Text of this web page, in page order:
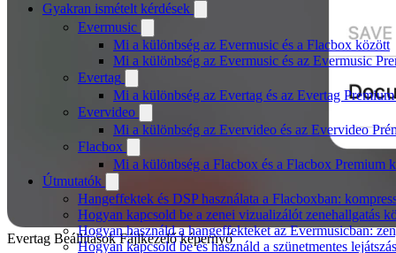
Gyakran ismételt kérdések
Evermusic
Mi a különbség az Evermusic és a Flacbox között
Mi a különbség az Evermusic és az Evermusic
Evertag
Mi a különbség az Evertag és az Evertag
Evervideo
Mi a különbség az Evervideo és az Evervideo
Flacbox
Mi a különbség a Flacbox és a Flacbox Premium
Útmutatók
Hangeffektek és DSP használata a Flacboxban:
Hogyan kapcsold be a zenei vizualizálót zenehallgatás
Hogyan használd a hangeffekteket az Evermusicban:
Hogyan kapcsold be és használd a szünetmentes
Evertag Beállítások Fájlkezelő képernyő